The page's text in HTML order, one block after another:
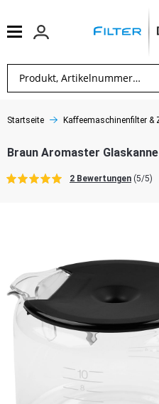
Startseite Kaffeemaschinenfilter &
Braun Aromaster
2 Bewertungen (5/5)